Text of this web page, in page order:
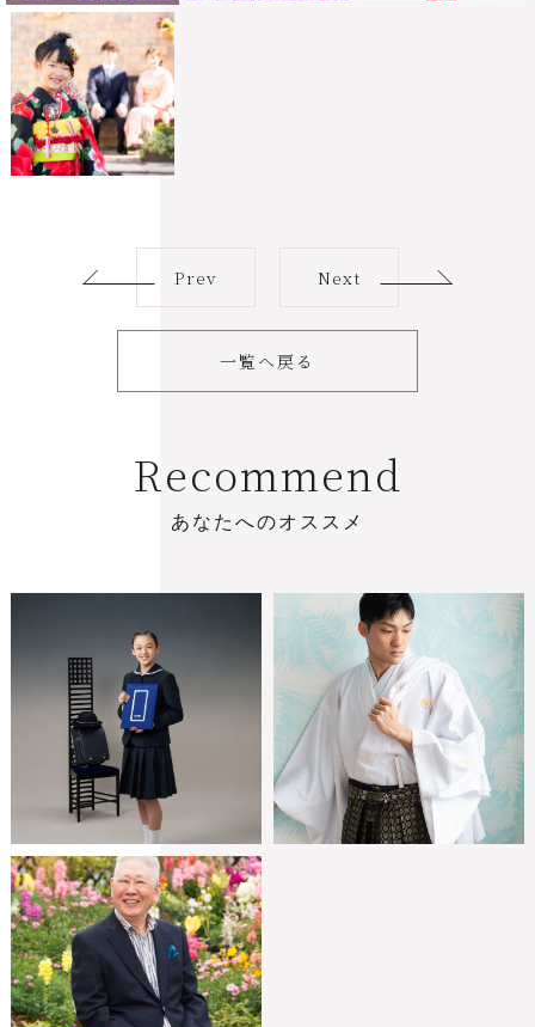
Prev
一覧へ戻る
Next
Recommend
あ な た へのオ ス ス メ